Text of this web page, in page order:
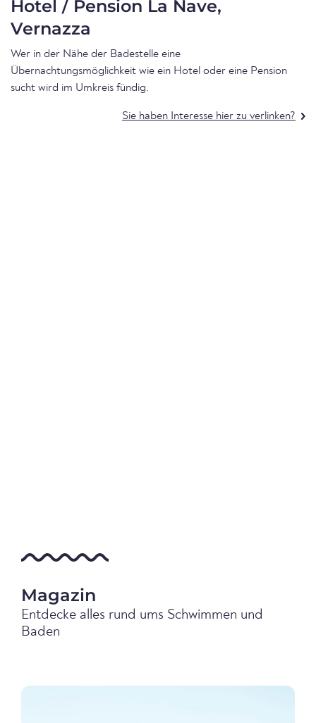
Hotel / Pension La Nave,
Vernazza
Wer in der Nähe der Badestelle eine
Übernachtungsmöglichkeit wie ein Hotel oder eine Pension
sucht wird im Umkreis fündig.
Sie haben Interesse hier zu verlinken?
Magazin
Entdecke alles rund ums Schwimmen und
Baden